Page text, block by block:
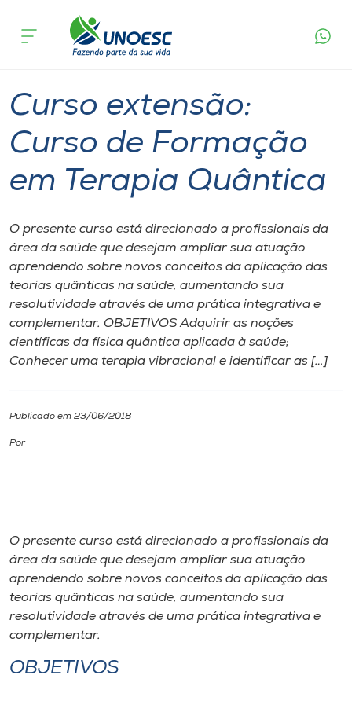
Cursos
Pesquisa
Atendimento ao Estudante
Portal de Ensino
A
Internacionalização
Biblioteca
Editora
Rádio
acontece
Curso extensão:
Curso de Formação
em Terapia Quântica
O presente curso está direcionado a profissionais da
área da saúde que desejam ampliar sua atuação
aprendendo sobre novos conceitos da aplicação das
teorias quânticas na saúde, aumentando sua
resolutividade através de uma prática integrativa e
complementar. OBJETIVOS Adquirir as noções
científicas da física quântica aplicada à saúde;
Conhecer uma terapia vibracional e identificar as […]
Publicado em 23/06/2018
Por
O presente curso está direcionado a profissionais da
área da saúde que desejam ampliar sua atuação
aprendendo sobre novos conceitos da aplicação das
teorias quânticas na saúde, aumentando sua
resolutividade através de uma prática integrativa e
complementar.
OBJETIVOS